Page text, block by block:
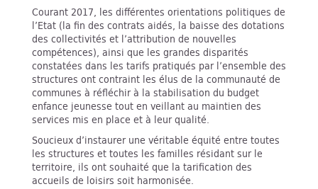
Courant 2017, les différentes orientations politiques de
l’Etat (la fin des contrats aidés, la baisse des dotations
des collectivités et l’attribution de nouvelles
compétences), ainsi que les grandes disparités
constatées dans les tarifs pratiqués par l’ensemble des
structures ont contraint les élus de la communauté de
communes à réfléchir à la stabilisation du budget
enfance jeunesse tout en veillant au maintien des
services mis en place et à leur qualité.
Soucieux d’instaurer une véritable équité entre toutes
les structures et toutes les familles résidant sur le
territoire, ils ont souhaité que la tarification des
accueils de loisirs soit harmonisée.